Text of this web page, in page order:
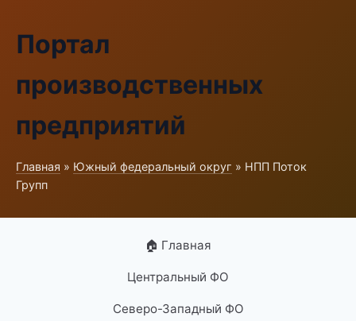
Портал
производственных
предприятий
Главная » Южный федеральный округ » НПП Поток
Групп
🏠 Главная
Центральный ФО
Северо-Западный ФО